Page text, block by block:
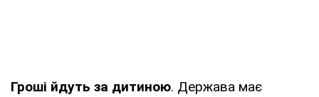
Гроші йдуть за дитиною. Держава має